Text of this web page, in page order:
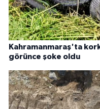
Kahramanmaraş'ta
görünce şoke oldu